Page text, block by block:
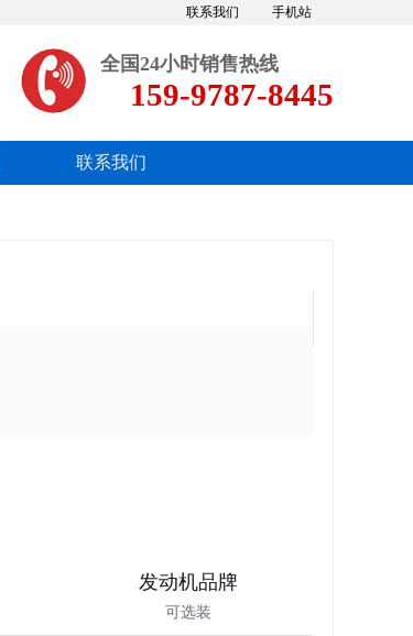
手机站
联系我们
全国24小时销售热线
159-9787-8445
联系我们
发动机品牌
可选装